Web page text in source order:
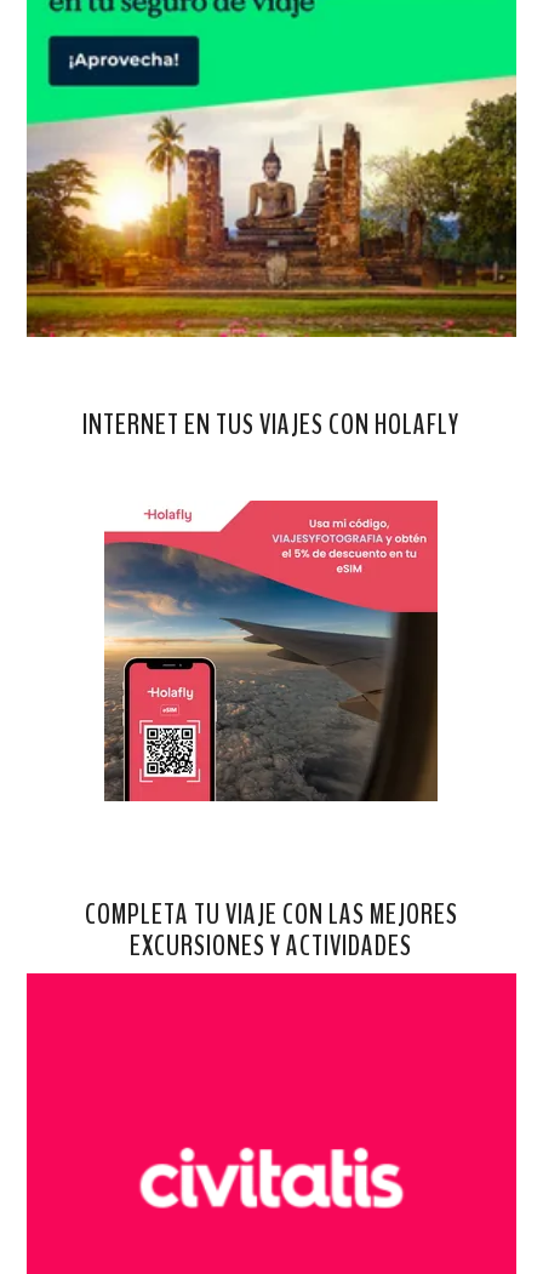
INTERNET EN TUS VIAJES CON HOLAFLY
COMPLETA TU VIAJE CON LAS MEJORES
EXCURSIONES Y ACTIVIDADES